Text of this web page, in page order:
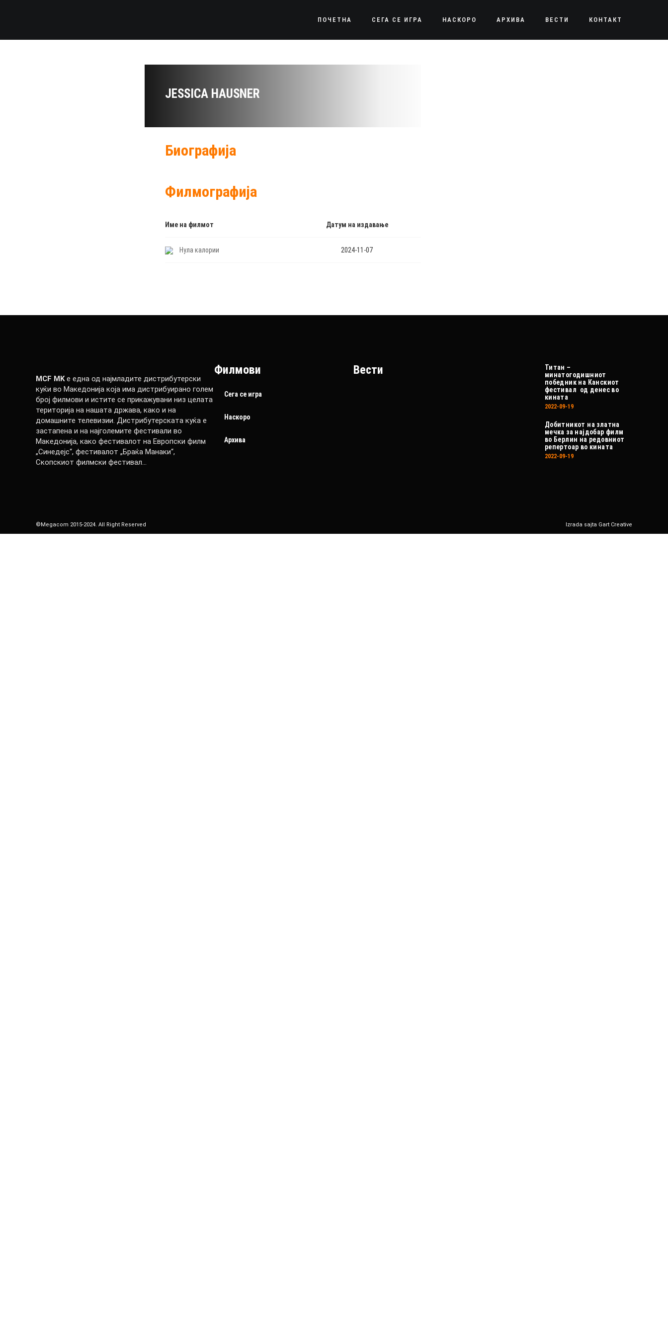
ПОЧЕТНА СЕГА СЕ ИГРА НАСКОРО АРХИВА ВЕСТИ КОНТАКТ
JESSICA HAUSNER
Биографија
Филмографија
Име на филмот Датум на издавање
Нула калории 2024-11-07
MCF MKе една од најмладите дистрибутерски
куќи во Македонија која има дистрибуирано голем
број филмови и истите се прикажувани низ целата
територија на нашата држава, како и на
домашните телевизии. Дистрибутерската куќа е
застапена и на најголемите фестивали во
Македонија, како фестивалот на Европски филм
„Синедејс“, фестивалот „Браќа Манаки“,
Скопскиот филмски фестивал…
Филмови
Сега се игра
Наскоро
Архива
Вести
Титан –
минатогодишниот
победник на Канскиот
фестивал од денес во
кината
2022-09-19
Добитникот на златна
мечка за најдобар филм
во Берлин на редовниот
репертоар во кината
2022-09-19
©Megacom 2015-2024. All Right Reserved Izrada sajta Gart Creative